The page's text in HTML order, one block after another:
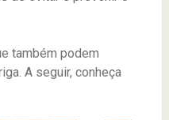
também podem
A seguir, conheça